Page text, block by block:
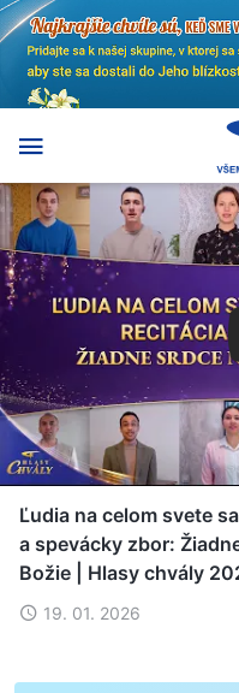
Ľudia na celom svete
a spevácky zbor:
Božie | Hlasy chvály
19. 01. 2026